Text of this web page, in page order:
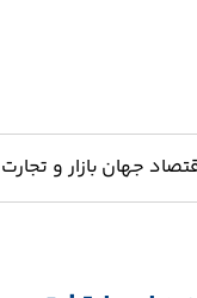
جهان بازار و تجارت